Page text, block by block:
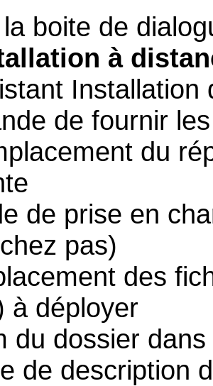
la boite de
à
de fournir
du
de prise en
pas)
des
à déployer
du dossier
de description